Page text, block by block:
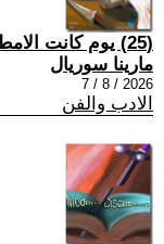
(25) يوم كانت الامطار غاضبة
مارينا سوريال
2026 / 8 / 7
الادب والفن